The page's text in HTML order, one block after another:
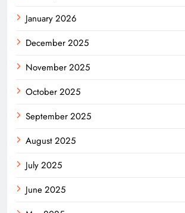
January 2026
December 2025
November 2025
October 2025
September 2025
August 2025
July 2025
June 2025